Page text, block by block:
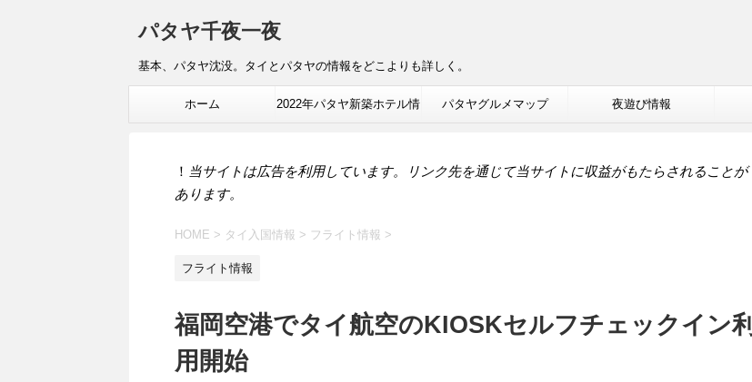
パタヤ千夜一夜
基本、パタヤ沈没。タイとパタヤの情報をどこよりも詳しく。
ホーム 2022年パタヤ新築ホテル情 パタヤグルメマップ 夜遊び情報
！ 当サイトは広告を利用しています。リンク先を通じて当サイトに収益がもたらされることが
あります。
HOME > タイ入国情報 > フライト情報 >
フライト情報
福岡空港でタイ航空のKIOSKセルフチェックイン利
用開始